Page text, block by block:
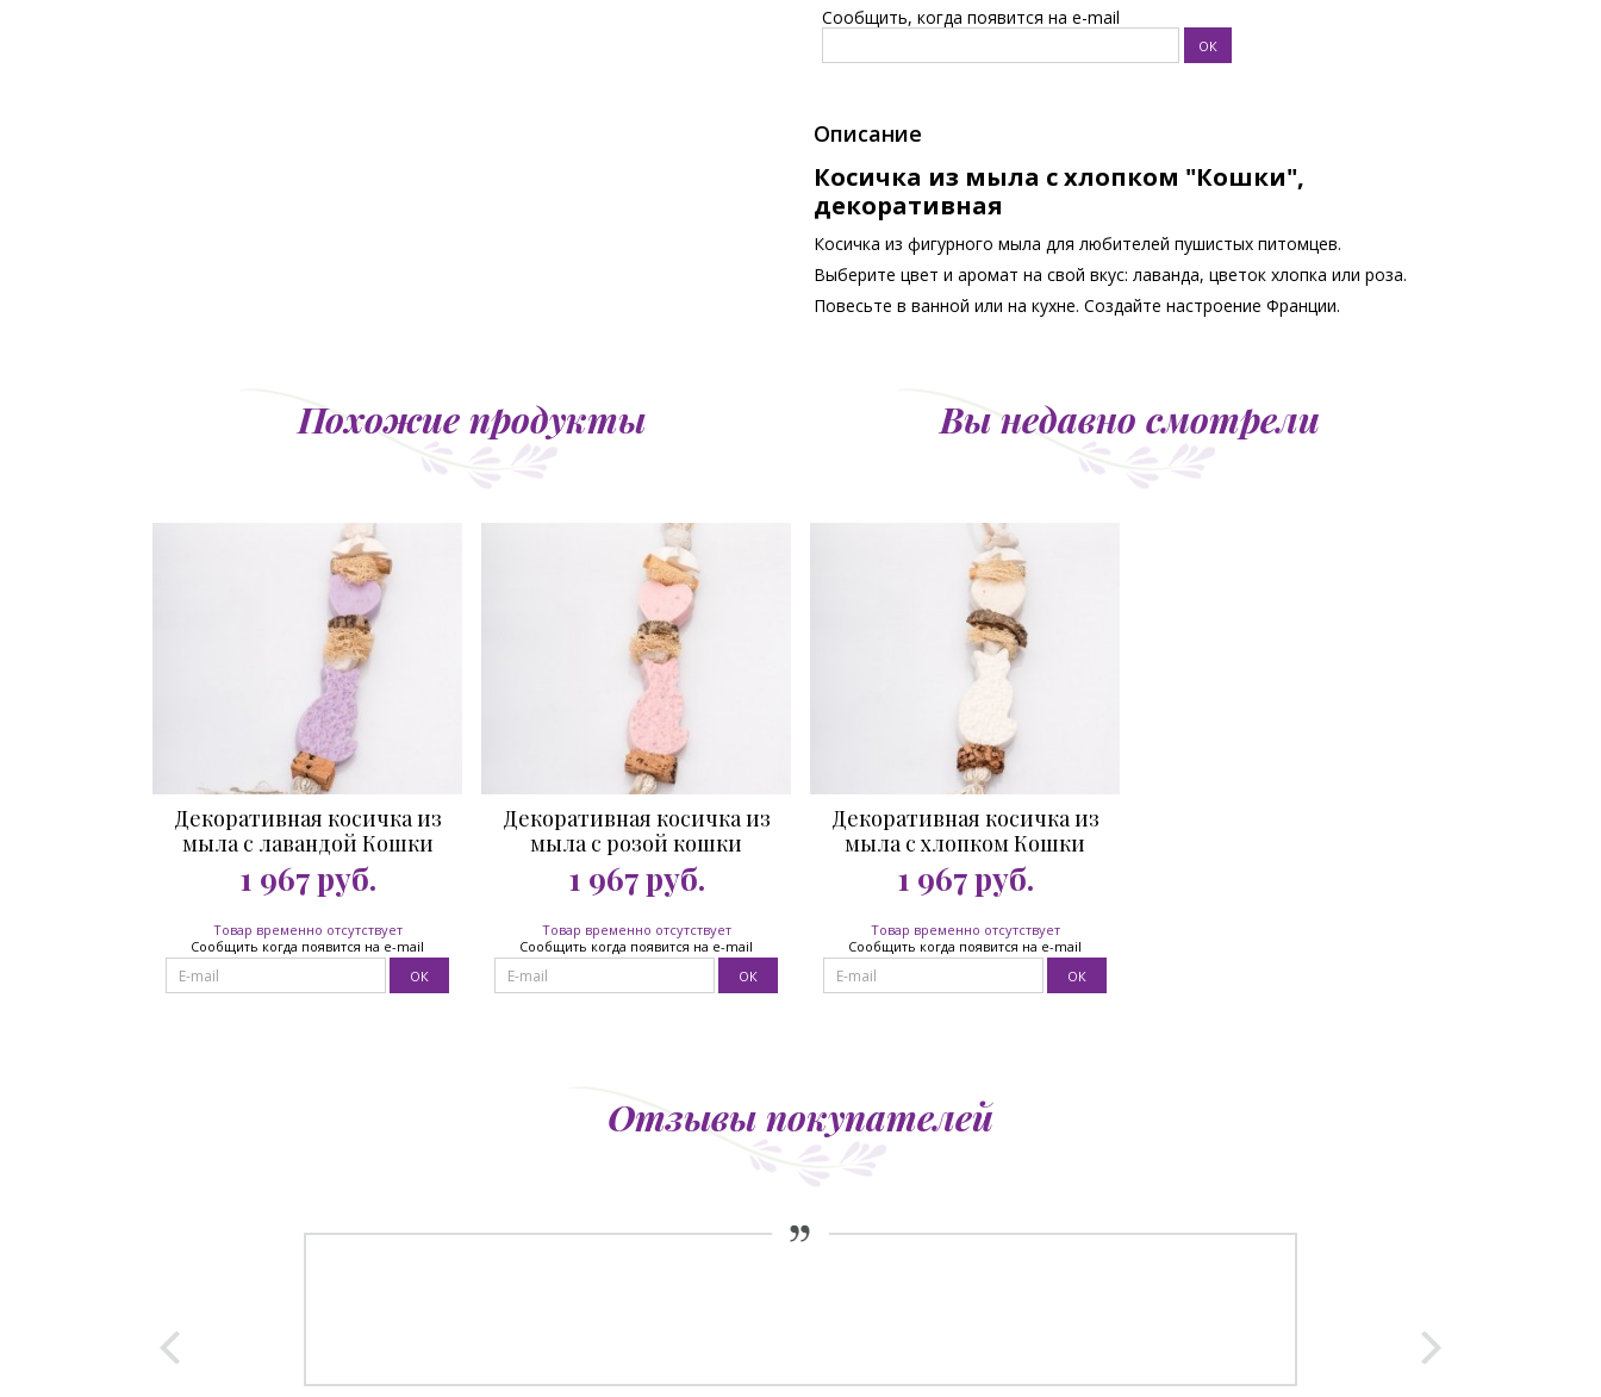
Сообщить, когда появится на e-mail
Описание
Косичка из мыла с хлопком "Кошки",
декоративная
Косичка из фигурного мыла для любителей пушистых питомцев.
Выберите цвет и аромат на свой вкус: лаванда, цветок хлопка или роза.
Повесьте в ванной или на кухне. Создайте настроение Франции.
Похожие продукты
Декоративная косичка из
мыла с лавандой Кошки
1 967руб.
Товар временно отсутствует
Сообщить когда появится на e-mail
Декоративная косичка из
мыла с розой кошки
1 967руб.
Товар временно отсутствует
Сообщить когда появится на e-mail
Вы недавно смотрели
Декоративная косичка из
мыла с хлопком Кошки
1 967руб.
Товар временно отсутствует
Сообщить когда появится на e-mail
Отзывы покупателей